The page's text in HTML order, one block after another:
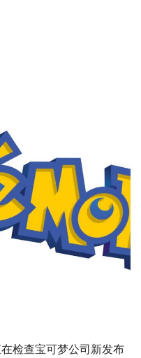
检查宝可梦公司新发布